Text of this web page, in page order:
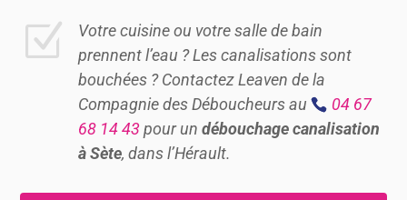
Z
Votre cuisine ou votre salle de bain
prennent l’eau ? Les canalisations sont
bouchées ? Contactez Leaven de la
Compagnie des Déboucheurs au
04 67
68 14 43pour undébouchage canalisation
à Sète, dans l’Hérault.